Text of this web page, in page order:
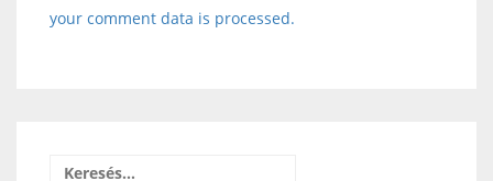
your comment data is processed.
Keresés: